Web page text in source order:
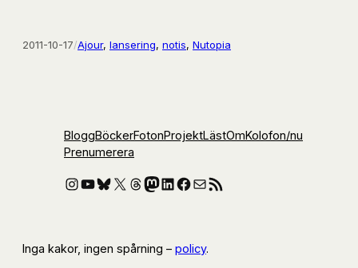
2011-10-17/Ajour, lansering, notis, Nutopia
BloggBöckerFotonProjektLästOmKolofon/nu
Prenumerera
Instagram
YouTube
Bluesky
X Threads
Mastodon
LinkedIn
Facebook
E-postRSS-flöde
Inga kakor, ingen spårning – policy.